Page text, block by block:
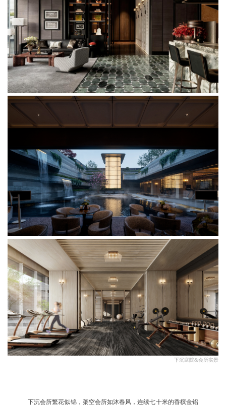
下沉庭院&会所实景
下沉会所繁花似锦，架空会所如沐春风，连续七十米的香槟金铝